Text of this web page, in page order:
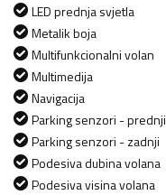
LED prednja svjetla
Metalik boja
Multifunkcionalni volan
Multimedija
Navigacija
Parking senzori - prednji
Parking senzori - zadnji
Podesiva dubina volana
Podesiva visina volana